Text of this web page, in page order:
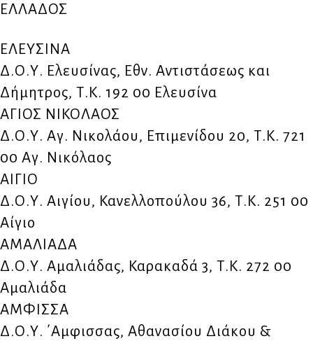
ΕΛΛΑΔΟΣ
ΕΛΕΥΣΙΝΑ
Δ.Ο.Υ. Ελευσίνας, Εθν. Αντιστάσεως και
Δήμητρος, Τ.Κ. 192 00 Ελευσίνα
ΑΓΙΟΣ ΝΙΚΟΛΑΟΣ
Δ.Ο.Υ. Αγ. Νικολάου, Επιμενίδου 20, Τ.Κ. 721
00 Αγ. Νικόλαος
ΑΙΓΙΟ
Δ.Ο.Υ. Αιγίου, Κανελλοπούλου 36, Τ.Κ. 251 00
Αίγιο
ΑΜΑΛΙΑΔΑ
Δ.Ο.Υ. Αμαλιάδας, Καρακαδά 3, Τ.Κ. 272 00
Αμαλιάδα
ΑΜΦΙΣΣΑ
Δ.Ο.Υ. ΄Αμφισσας, Αθανασίου Διάκου &